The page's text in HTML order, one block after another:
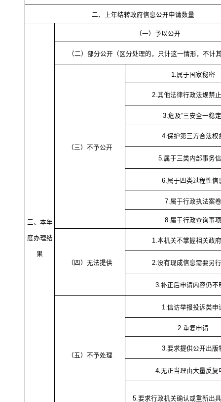
二、上年结转政府信息公开申请数量
三、本年
度办理结
果
（一）予以公开
（二）部分公开（区分处理的，只计这一情形，不计
（三）不予公开
1.属于国家秘密
2.其他法律行政法规禁
3.危及“三安全一稳
4.保护第三方合法权
5.属于三类内部事务
6.属于四类过程性信
7.属于行政执法案卷
8.属于行政查询事项
（四）无法提供
1.本机关不掌握相关政
2.没有现成信息需要另
3.补正后申请内容仍不
（五）不予处理
1.信访举报投诉类申
2.重复申请
3.要求提供公开出版
4.无正当理由大量反复
5.要求行政机关确认或重新出